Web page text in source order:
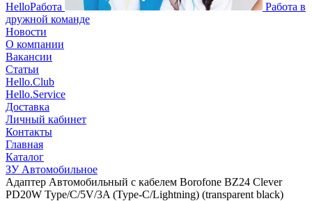
HelloРабота
Работа в
дружной команде
Новости
О компании
Вакансии
Статьи
Hello.Club
Hello.Service
Доставка
Личный кабинет
Контакты
Главная
Каталог
ЗУ Автомобильное
Адаптер Автомобильный с кабелем Borofone BZ24 Clever
PD20W Type/C/5V/3A (Type-C/Lightning) (transparent black)